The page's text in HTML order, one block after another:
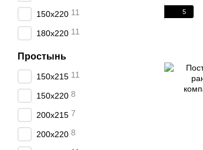
5
150х220 11
180х220 11
Простынь
150х215 11
150х220 8
200х215 7
200х220 8